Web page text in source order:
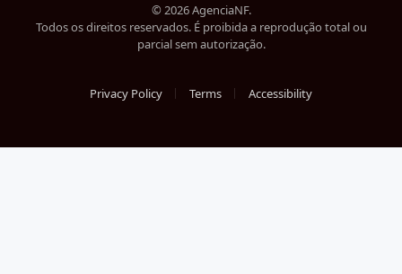
© 2026 AgenciaNF.
Todos os direitos reservados. É proibida a reprodução total ou
parcial sem autorização.
Privacy Policy Terms Accessibility